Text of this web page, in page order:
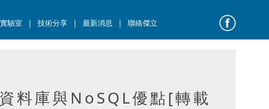
驗室 | 技術分享| 最新消息 | 聯絡傑立
料庫與NoSQL優點[轉載